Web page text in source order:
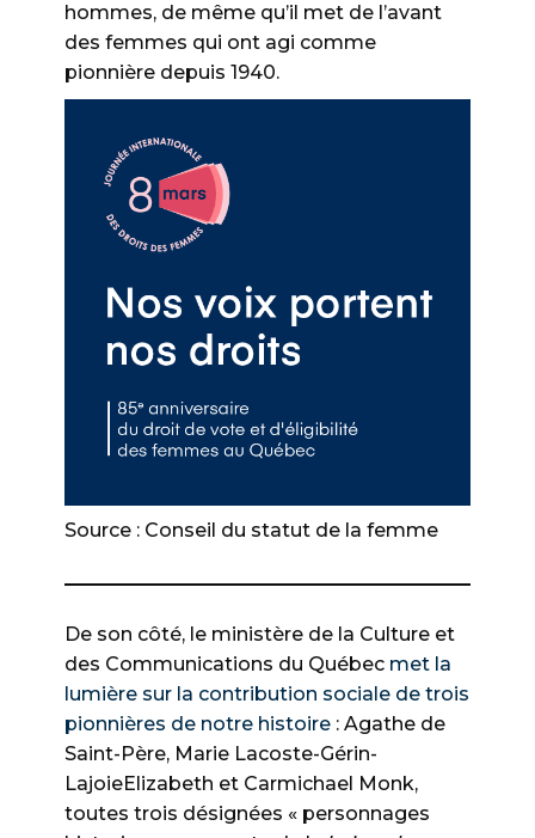
hommes, de même qu’il met de l’avant
des femmes qui ont agi comme
pionnière depuis 1940.
Source : Conseil du statut de la femme
De son côté, le ministère de la Culture et
des Communications du Québec met la
lumière sur la contribution sociale de trois
pionnières de notre histoire : Agathe de
Saint-Père, Marie Lacoste-Gérin-
LajoieElizabeth et Carmichael Monk,
toutes trois désignées « personnages